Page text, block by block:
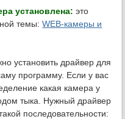
установлена: это
темы:WEB-камеры и
установить драйвер для
программу. Если у вас
какая камера у
тыка. Нужный драйвер
последовательности: